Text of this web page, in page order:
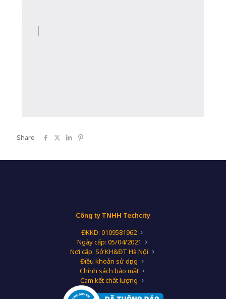
Share
Công ty TNHH Techcity
ĐKKD: 0109581962
Ngày cấp: 05/04/2021
Nơi cấp: Sở KH&ĐT Hà Nội
Điều khoản sử dụng
Chính sách bảo mật
Cam kết chất lượng